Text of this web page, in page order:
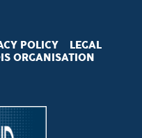
POLICY
LEGAL
ORGANISATION